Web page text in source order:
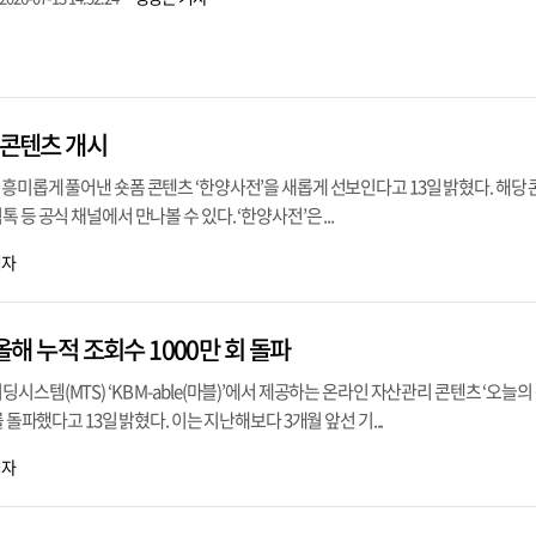
텐츠 개시
미롭게 풀어낸 숏폼 콘텐츠 ‘한양사전’을 새롭게 선보인다고 13일 밝혔다. 해당
등 공식 채널에서 만나볼 수 있다. ‘한양사전’은 ...
해 누적 조회수 1000만 회 돌파
시스템(MTS) ‘KB M-able(마블)’에서 제공하는 온라인 자산관리 콘텐츠 ‘오늘의
파했다고 13일 밝혔다. 이는 지난해보다 3개월 앞선 기...